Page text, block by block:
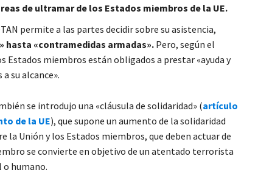
de ultramar de los Estados miembros de la UE.
permite a las partes decidir sobre su asistencia,
hasta «contramedidas armadas».Pero, según el
Estados miembros están obligados a prestar «ayuda y
su alcance».
se introdujo una «cláusula de solidaridad» (artículo
de la UE), que supone un aumento de la solidaridad
la Unión y los Estados miembros, que deben actuar de
se convierte en objetivo de un atentado terrorista
o humano.